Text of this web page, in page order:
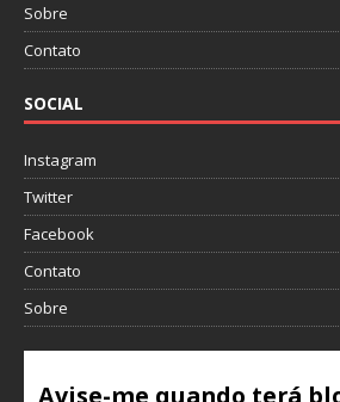
Sobre
Contato
SOCIAL
Instagram
Twitter
Facebook
Contato
Sobre
Avise-me quando terá